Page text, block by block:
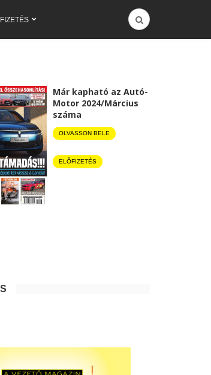
Már kapható az Autó-
Motor 2024/Március
száma
OLVASSON BELE
ELŐFIZETÉS